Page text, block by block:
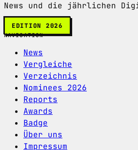
News und die jährlichen
EDITION 2026
NAVIGATION
News
Vergleiche
Verzeichnis
Nominees 2026
Reports
Awards
Badge
Über uns
Impressum